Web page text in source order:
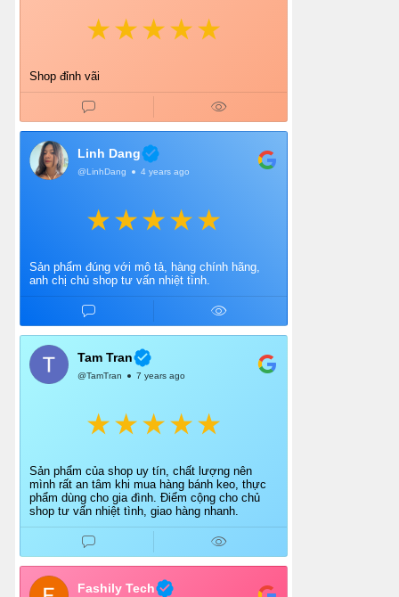
Shop đỉnh vãi
Linh Dang
@LinhDang 4 years ago
Sản phẩm đúng với mô tả, hàng chính hãng,
anh chị chủ shop tư vấn nhiệt tình.
Tam Tran
@TamTran 7 years ago
Sản phẩm của shop uy tín, chất lượng nên
mình rất an tâm khi mua hàng bánh keo, thực
phẩm dùng cho gia đình. Điểm cộng cho chủ
shop tư vấn nhiệt tình, giao hàng nhanh.
Fashily Tech